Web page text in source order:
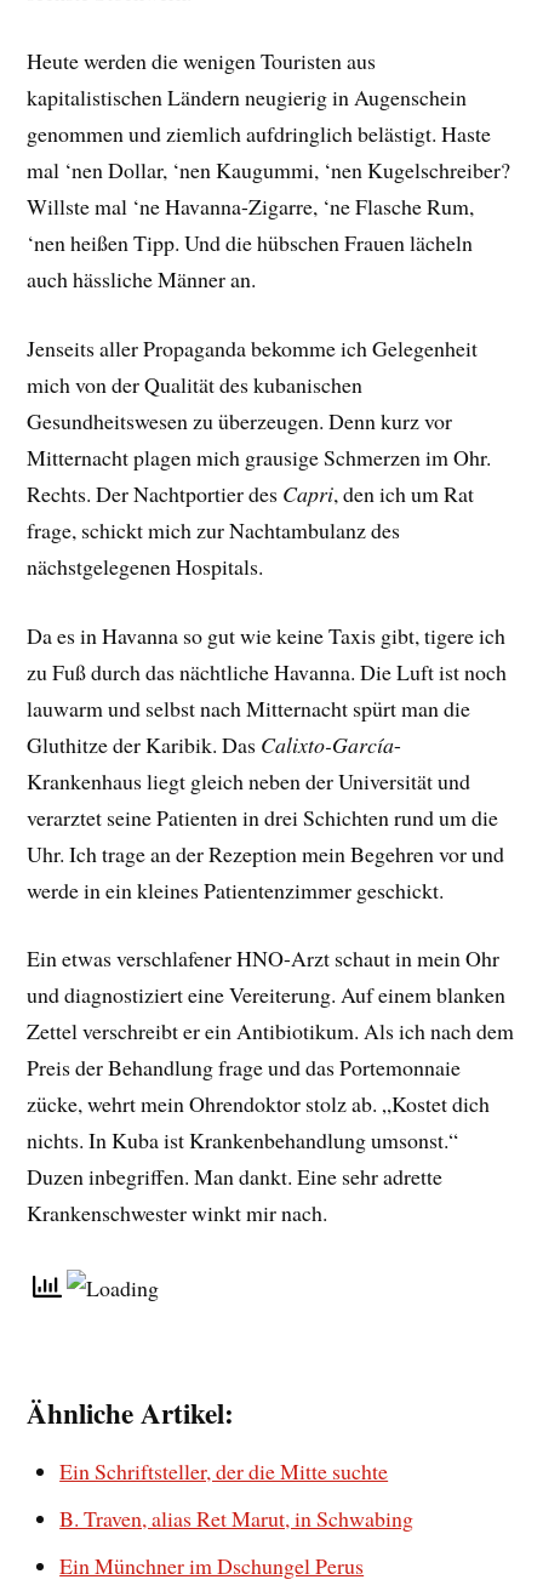
Heute werden die wenigen Touristen aus
kapitalistischen Ländern neugierig in Augenschein
genommen und ziemlich aufdringlich belästigt. Haste
mal ‘nen Dollar, ‘nen Kaugummi, ‘nen Kugelschreiber?
Willste mal ‘ne Havanna-Zigarre, ‘ne Flasche Rum,
‘nen heißen Tipp. Und die hübschen Frauen lächeln
auch hässliche Männer an.
Jenseits aller Propaganda bekomme ich Gelegenheit
mich von der Qualität des kubanischen
Gesundheitswesen zu überzeugen. Denn kurz vor
Mitternacht plagen mich grausige Schmerzen im Ohr.
Rechts. Der Nachtportier des Capri, den ich um Rat
frage, schickt mich zur Nachtambulanz des
nächstgelegenen Hospitals.
Da es in Havanna so gut wie keine Taxis gibt, tigere ich
zu Fuß durch das nächtliche Havanna. Die Luft ist noch
lauwarm und selbst nach Mitternacht spürt man die
Gluthitze der Karibik. Das Calixto-García-
Krankenhaus liegt gleich neben der Universität und
verarztet seine Patienten in drei Schichten rund um die
Uhr. Ich trage an der Rezeption mein Begehren vor und
werde in ein kleines Patientenzimmer geschickt.
Ein etwas verschlafener HNO-Arzt schaut in mein Ohr
und diagnostiziert eine Vereiterung. Auf einem blanken
Zettel verschreibt er ein Antibiotikum. Als ich nach dem
Preis der Behandlung frage und das Portemonnaie
zücke, wehrt mein Ohrendoktor stolz ab. „Kostet dich
nichts. In Kuba ist Krankenbehandlung umsonst.“
Duzen inbegriffen. Man dankt. Eine sehr adrette
Krankenschwester winkt mir nach.
Ähnliche Artikel:
Ein Schriftsteller, der die Mitte suchte
B. Traven, alias Ret Marut, in Schwabing
Ein Münchner im Dschungel Perus